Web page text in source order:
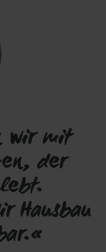
wir mit
der
Hausbau